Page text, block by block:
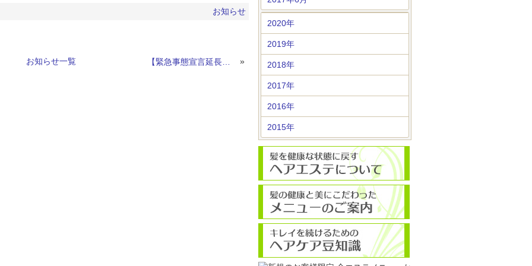
お知らせ
お知らせ一覧 【緊急事態宣言延長による休業期間延長について】 »
2020年
2019年
2018年
2017年
2016年
2015年